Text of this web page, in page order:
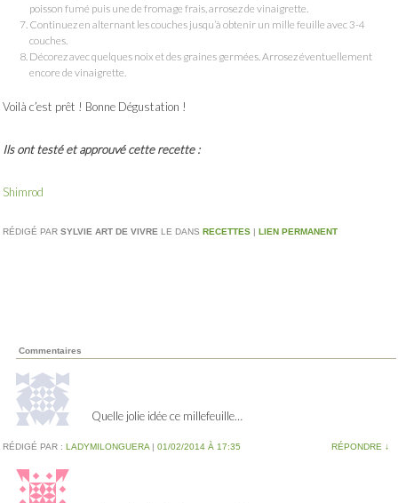
poisson fumé puis une de fromage frais, arrosez de vinaigrette.
Continuez en alternant les couches jusqu’à obtenir un mille feuille avec 3-4
couches.
Décorez avec quelques noix et des graines germées. Arrosez éventuellement
encore de vinaigrette.
Voilà c’est prêt ! Bonne Dégustation !
Ils ont testé et approuvé cette recette :
Shimrod
RÉDIGÉ PAR SYLVIE ART DE VIVRE LE DANS RECETTES | LIEN PERMANENT
Commentaires
Quelle jolie idée ce millefeuille…
RÉDIGÉ PAR : LADYMILONGUERA | 01/02/2014 À 17:35 RÉPONDRE ↓